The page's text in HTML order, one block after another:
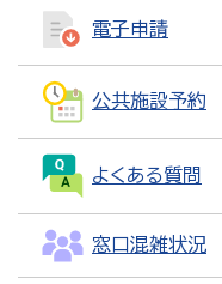
電子申請
公共施設予約
よくある質問
窓口混雑状況